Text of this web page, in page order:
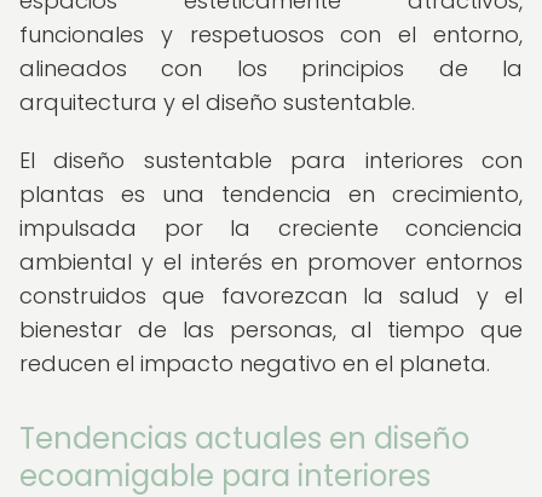
funcionales y respetuosos con el entorno,
alineados con los principios de la
arquitectura y el diseño sustentable.
El diseño sustentable para interiores con
plantas es una tendencia en crecimiento,
impulsada por la creciente conciencia
ambiental y el interés en promover entornos
construidos que favorezcan la salud y el
bienestar de las personas, al tiempo que
reducen el impacto negativo en el planeta.
Tendencias actuales en diseño
ecoamigable para interiores